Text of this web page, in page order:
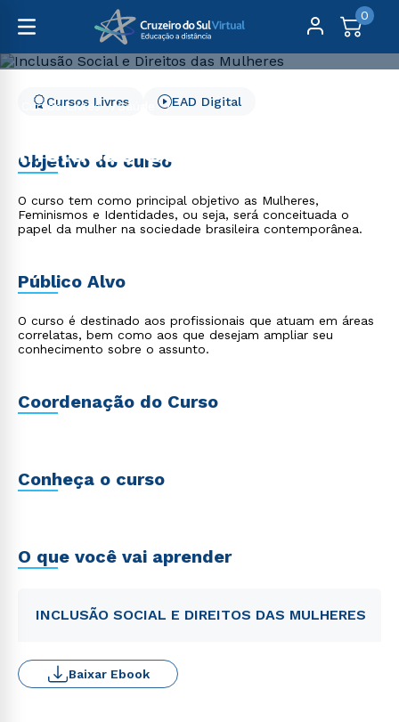
0
Cursos Livres
Saúde
Inclusão Social e Direitos
das Mulheres
Cursos Livres EAD Digital
Objetivo do curso
O curso tem como principal objetivo as Mulheres,
Feminismos e Identidades, ou seja, será conceituada o
papel da mulher na sociedade brasileira contemporânea.
Público Alvo
O curso é destinado aos profissionais que atuam em áreas
correlatas, bem como aos que desejam ampliar seu
conhecimento sobre o assunto.
Coordenação do Curso
Conheça o curso
O que você vai aprender
INCLUSÃO SOCIAL E DIREITOS DAS MULHERES
Baixar Ebook